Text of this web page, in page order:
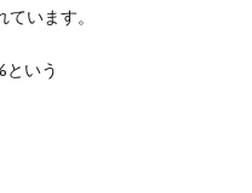
います。
という